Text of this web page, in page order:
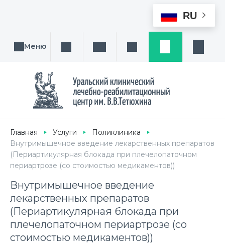
RU
Меню Поиск услуги, направления или врача
Написать намЗаказ звонка
Главная Услуги
Поликлиника
Внутримышечное введение лекарственных препаратов
(Периартикулярная блокада при плечелопаточном
периартрозе (со стоимостью медикаментов))
Внутримышечное введение
лекарственных препаратов
(Периартикулярная блокада при
плечелопаточном периартрозе (со
стоимостью медикаментов))